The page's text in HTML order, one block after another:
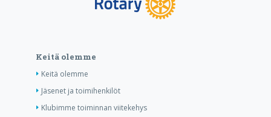
Keitä olemme
Keitä olemme
Jäsenet ja toimihenkilöt
Klubimme toiminnan viitekehys